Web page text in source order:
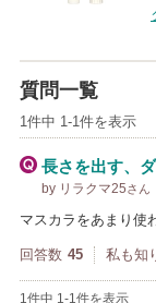
質問一覧
1件中 1-1件を表示
長さを出す、
by リラクマ25さん
マスカラをあまり使
回答数 45 私も知
1件中 1-1件を表示